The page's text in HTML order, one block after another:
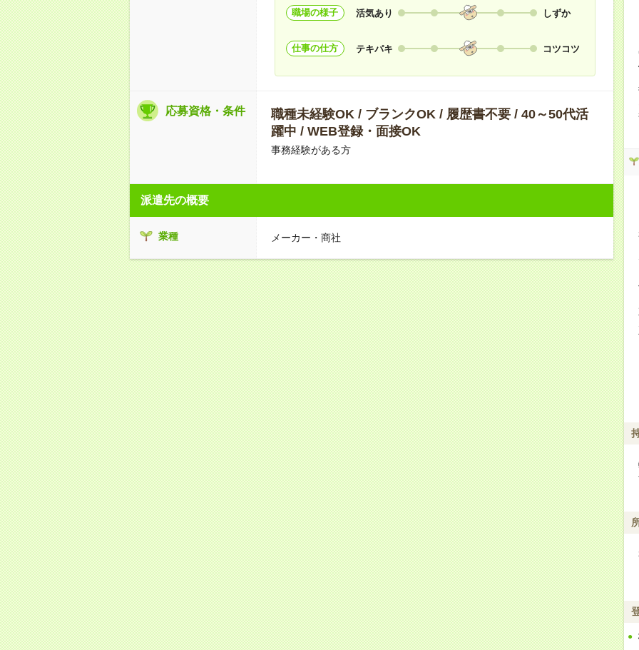
職場の様子 活気あり しずか
仕事の仕方 テキパキ コツコツ
応募資格・条件
職種未経験OK / ブランクOK / 履歴書不要 / 40～50代活
躍中 / WEB登録・面接OK
事務経験がある方
派遣先の概要
業種 メーカー・商社